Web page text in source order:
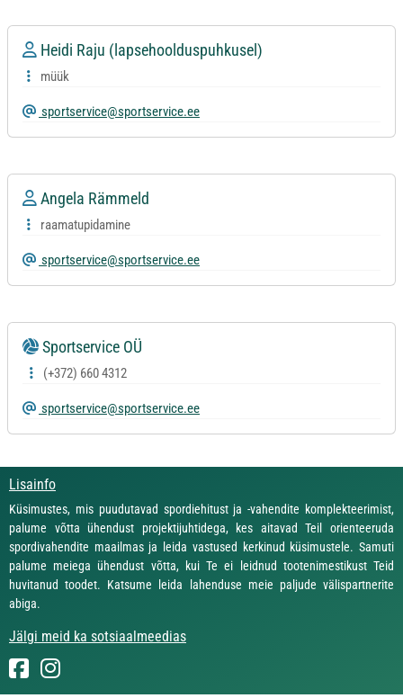
Heidi Raju (lapsehoolduspuhkusel)
müük
sportservice@sportservice.ee
Angela Rämmeld
raamatupidamine
sportservice@sportservice.ee
Sportservice OÜ
(+372) 660 4312
sportservice@sportservice.ee
Lisainfo
Küsimustes, mis puudutavad spordiehitust ja -vahendite komplekteerimist,
palume võtta ühendust projektijuhtidega, kes aitavad Teil orienteeruda
spordivahendite maailmas ja leida vastused kerkinud küsimustele. Samuti
palume meiega ühendust võtta, kui Te ei leidnud tootenimestikust Teid
huvitanud toodet. Katsume leida lahenduse meie paljude välispartnerite
abiga.
Jälgi meid ka sotsiaalmeedias